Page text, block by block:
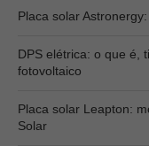
Placa solar
DPS elétrica: o que é,
fotovoltaico
Placa solar Leapton:
Solar